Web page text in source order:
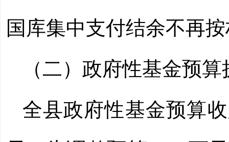
国库集中支付结余不再
（二）政府性基金预
全县政府性基金预算